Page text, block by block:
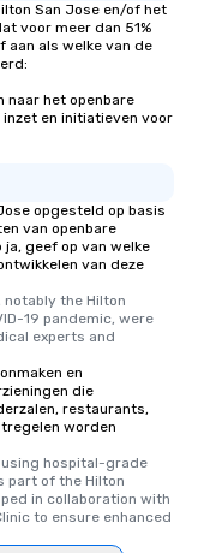
San Jose en/of het
voor meer dan 51%
aan als welke van de
naar het openbare
en initiatieven voor
opgesteld op basis
van openbare
geef op van welke
van deze
the Hilton
19 pandemic, were
experts and
en
die
restaurants,
worden
using hospital-grade
part of the Hilton
in collaboration with
to ensure enhanced